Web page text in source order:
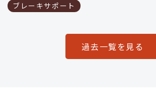
ブレーキサポート
過去一覧を見る